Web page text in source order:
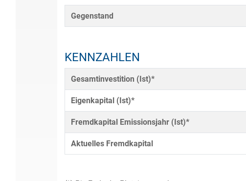
Gegenstand
KENNZAHLEN
Gesamtinvestition (Ist)*
Eigenkapital (Ist)*
Fremdkapital Emissionsjahr (Ist)*
Aktuelles Fremdkapital